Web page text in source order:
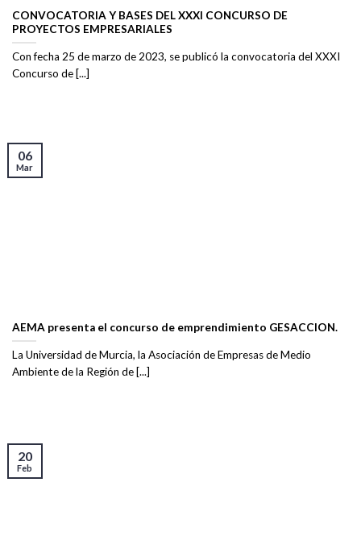
CONVOCATORIA Y BASES DEL XXXI CONCURSO DE
PROYECTOS EMPRESARIALES
Con fecha 25 de marzo de 2023, se publicó la convocatoria del XXXI
Concurso de [...]
AEMA presenta el concurso de emprendimiento GESACCION.
La Universidad de Murcia, la Asociación de Empresas de Medio
Ambiente de la Región de [...]
06
Mar
20
Feb